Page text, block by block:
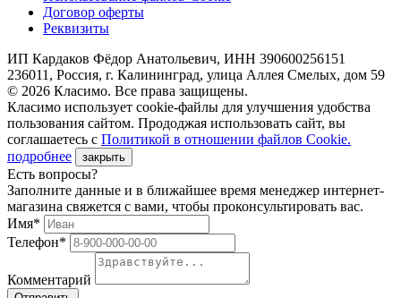
Договор оферты
Реквизиты
ИП Кардаков Фёдор Анатольевич, ИНН 390600256151
236011, Россия, г. Калининград, улица Аллея Смелых, дом 59
© 2026 Класимо. Все права защищены.
Класимо использует cookie-файлы для улучшения удобства
пользования сайтом. Прододжая использовать сайт, вы
соглашаетесь с Политикой в отношении файлов Сookie.
подробнее
закрыть
Есть вопросы?
Заполните данные и в ближайшее время менеджер интернет-
магазина свяжется с вами, чтобы проконсультировать вас.
Имя*
Телефон*
Комментарий